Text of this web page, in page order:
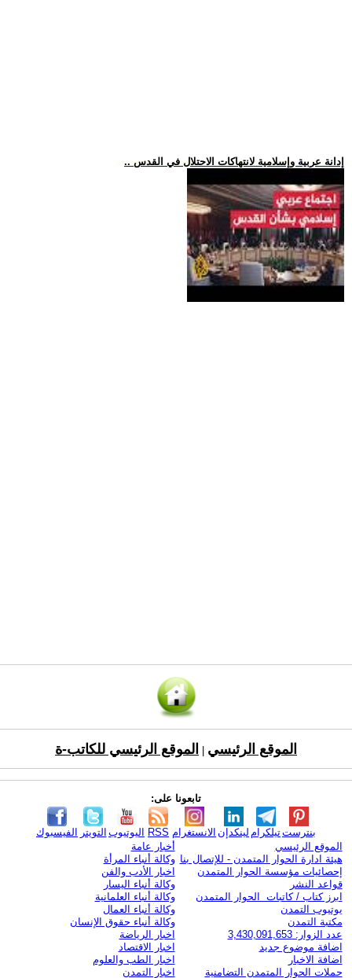
.. إدانة عربية وإسلامية لانتهاكات الاحتلال في القدس
الموقع الرئيسي الموقع الرئيسي للكاتب-ة
تابعونا على:
الفيسبوك التويتر اليوتيوب RSS الانستغرام لينكدإن تيلكرامبنترست
الموقع الرئيسي
هيئة ادارة الحوار المتمدن - للإتصال بنا
إحصائيات مؤسسة الحوار المتمدن
قواعد النشر
ابرز كتاب / كاتبات الحوار المتمدن
يوتيوب التمدن
مكتبة التمدن
عدد الزوار: 3,430,091,653
اضافة موضوع جديد
اضافة الاخبار
حملات الحوار المتمدن التضامنية
أخبار عامة
وكالة أنباء المرأة
اخبار الأدب والفن
وكالة أنباء اليسار
وكالة أنباء العلمانية
وكالة أنباء العمال
وكالة أنباء حقوق الإنسان
اخبار الرياضة
اخبار الاقتصاد
اخبار الطب والعلوم
اخبار التمدن